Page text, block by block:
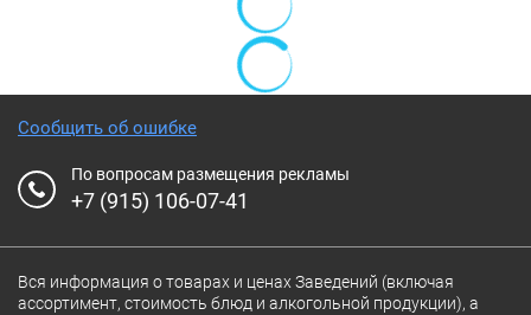
Сообщить об ошибке
По вопросам размещения рекламы
+7 (915) 106-07-41
Вся информация о товарах и ценах Заведений (включая
ассортимент, стоимость блюд и алкогольной продукции), а